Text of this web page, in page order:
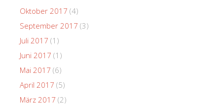
Oktober 2017 (4)
September 2017 (3)
Juli 2017 (1)
Juni 2017 (1)
Mai 2017 (6)
April 2017 (5)
März 2017 (2)